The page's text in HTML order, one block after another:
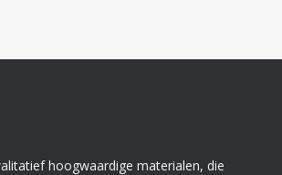
hoogwaardige materialen, die